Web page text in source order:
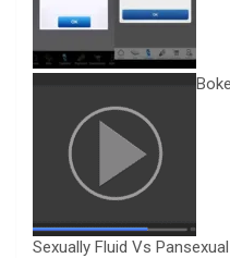
Sexually Fluid Vs